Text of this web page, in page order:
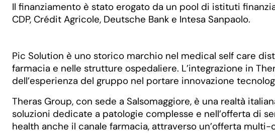
Il finanziamento è stato erogato da un pool di istituti
CDP, Crédit Agricole, Deutsche Bank e Intesa Sanpaolo.
Pic Solution è uno storico marchio nel medical self care
farmacia e nelle strutture ospedaliere. L’integrazione in
dell’esperienza del gruppo nel portare innovazione
Theras Group, con sede a Salsomaggiore, è una realtà
soluzioni dedicate a patologie complesse e nell’offerta di
health anche il canale farmacia, attraverso un’offerta